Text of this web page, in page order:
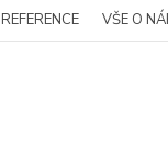
REFERENCE VŠE O